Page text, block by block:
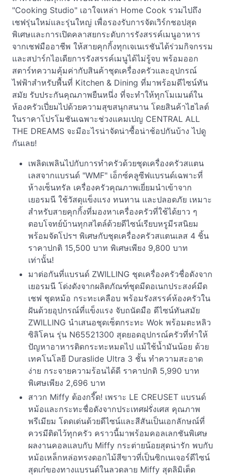
"Cooking Studio" เอาใจเหล่า Home Cook รวมไปถึง
เชฟรุ่นใหม่และรุ่นใหญ่ เพื่อรองรับการจัดเวิร์กชอปสุด
พิเศษและการเปิดคลาสยกระดับการรังสรรค์เมนูอาหาร
จากเชฟมืออาชีพ ให้สายคุกกิ้งทุกเจเนเรชันได้ร่วมกิจกรรม
และสปาร์กไอเดียการรังสรรค์เมนูได้ไม่รู้จบ พร้อมออก
สตาร์ทความคุ้มค่ากับสินค้าชุดเครื่องครัวและอุปกรณ์
ไฟฟ้าสำหรับพื้นที่ Kitchen & Dining ที่มาพร้อมดีไซน์ทัน
สมัย รับประกันคุณภาพยืนหนึ่ง ที่จะทำให้ทุกโมเมนต์ใน
ห้องครัวเปี่ยมไปด้วยความสุขสนุกสนาน โดยสินค้าไฮไลต์
ในราคาโปรโมชันเฉพาะช่วงแคมเปญ CENTRAL ALL
THE DREAMS จะมีอะไรน่าจัดน่าซื้อน่าช้อปกันบ้าง ไปดู
กันเลย!
เพลิดเพลินไปกับการทำครัวด้วยชุดเครื่องครัวสแตน
เลสจากแบรนด์ "WMF" เอ็กซ์คลูซีฟแบรนด์เฉพาะที่
ห้างเซ็นทรัล เครื่องครัวคุณภาพเยี่ยมนำเข้าจาก
เยอรมนี ใช้วัสดุแข็งแรง ทนทาน และปลอดภัย เหมาะ
สำหรับสายคุกกิ้งที่มองหาเครื่องครัวที่ใช้ได้ยาว ๆ
ตอบโจทย์บ้านทุกสไตล์ด้วยดีไซน์เรียบหรูมีรสนิยม
พร้อมจัดโปรฯ พิเศษกับชุดเครื่องครัวสแตนเลส 4 ชิ้น
ราคาปกติ 15,500 บาท พิเศษเพียง 9,800 บาท
เท่านั้น!
มาต่อกันที่แบรนด์ ZWILLING ชุดเครื่องครัวชื่อดังจาก
เยอรมนี โด่งดังจากผลิตภัณฑ์ชุดมีดอเนกประสงค์มีด
เชฟ ชุดหม้อ กระทะเคลือบ พร้อมรังสรรค์ห้องครัวใน
ฝันด้วยอุปกรณ์ที่แข็งแรง จับถนัดมือ ดีไซน์ทันสมัย
ZWILLING นำเสนอชุดเซ็ตกระทะ Wok พร้อมตะหลิว
ซิลิโคน รุ่น N65521300 สุดยอดอุปกรณ์ครัวที่ทำให้
ปัญหาอาหารติดกระทะหมดไป แม้ใช้น้ำมันน้อย ด้วย
เทคโนโลยี Duraslide Ultra 3 ชั้น ทำความสะอาด
ง่าย กระจายความร้อนได้ดี ราคาปกติ 5,990 บาท
พิเศษเพียง 2,696 บาท
สาวก Miffy ต้องกรี๊ด! เพราะ LE CREUSET แบรนด์
หม้อและกระทะชื่อดังจากประเทศฝรั่งเศส คุณภาพ
พรีเมียม โดดเด่นด้วยดีไซน์และสีสันเป็นเอกลักษณ์ที่
ควรมีติดไว้ทุกครัว คราวนี้มาพร้อมคอลเลกชันพิเศษ
ผลงานคอลแลบกับ Miffy กระต่ายน้อยสุดน่ารัก พบกับ
หม้อเหล็กหล่อทรงดอกไม้สีขาวที่เป็นซิกเนเจอร์ดีไซน์
สุดเก๋ของทางแบรนด์ในลวดลาย Miffy สุดลิมิเต็ด